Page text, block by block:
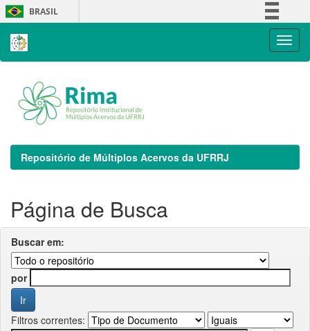
Skip
navigation
BRASIL
Repositório de Múltiplos Acervos da UFRRJ
Página de Busca
Buscar em:
por
Filtros correntes: